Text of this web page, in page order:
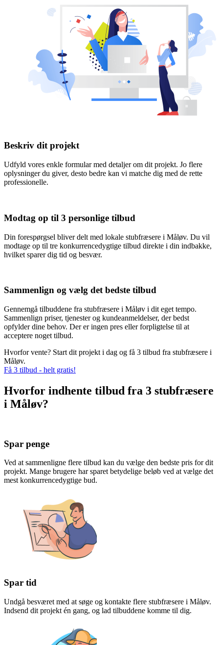
Beskriv dit projekt
Udfyld vores enkle formular med detaljer om dit projekt. Jo flere
oplysninger du giver, desto bedre kan vi matche dig med de rette
professionelle.
Modtag op til 3 personlige tilbud
Din forespørgsel bliver delt med lokale stubfræsere i Måløv. Du vil
modtage op til tre konkurrencedygtige tilbud direkte i din indbakke,
hvilket sparer dig tid og besvær.
Sammenlign og vælg det bedste tilbud
Gennemgå tilbuddene fra stubfræsere i Måløv i dit eget tempo.
Sammenlign priser, tjenester og kundeanmeldelser, der bedst
opfylder dine behov. Der er ingen pres eller forpligtelse til at
acceptere noget tilbud.
Hvorfor vente? Start dit projekt i dag og få 3 tilbud fra stubfræsere i
Måløv.
Få 3 tilbud - helt gratis!
Hvorfor indhente tilbud fra 3 stubfræsere
i Måløv?
Spar penge
Ved at sammenligne flere tilbud kan du vælge den bedste pris for dit
projekt. Mange brugere har sparet betydelige beløb ved at vælge det
mest konkurrencedygtige bud.
Spar tid
Undgå besværet med at søge og kontakte flere stubfræsere i Måløv.
Indsend dit projekt én gang, og lad tilbuddene komme til dig.